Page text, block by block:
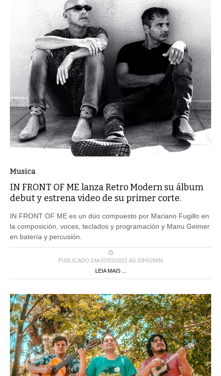
Musica
IN FRONT OF ME lanza Retro Modern su álbum
debut y estrena video de su primer corte.
IN FRONT OF ME es un dúo compuesto por Mariano Fugillo en
la composición, voces, teclados y programación y Manu Geimer
en batería y percusión.
PUBLICADO DIA 07/03/2022 ÀS 20H52MIN
LEIA MAIS ...